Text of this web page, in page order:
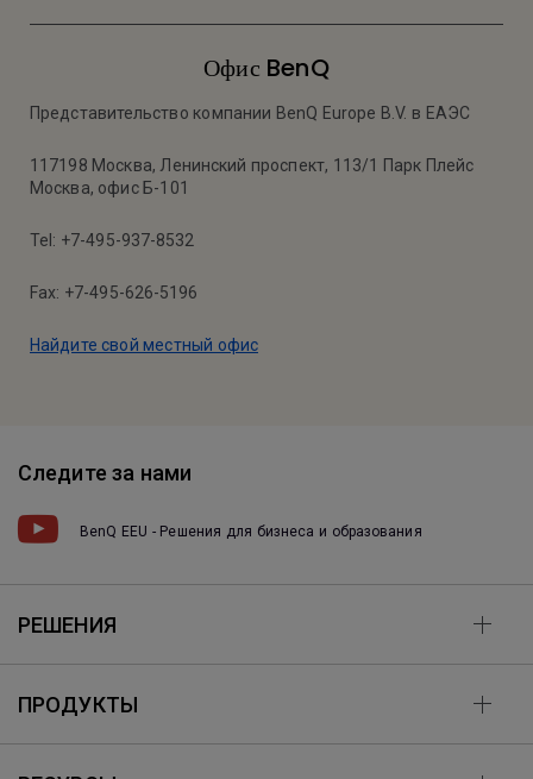
Офис BenQ
Представительство компании BenQ Europe B.V. в ЕАЭС
117198 Москва, Ленинский проспект, 113/1 Парк Плейс
Москва, офис Б-101
Tel: +7-495-937-8532
Fax: +7-495-626-5196
Найдите свой местный офис
Следите за нами
BenQ EEU - Решения для бизнеса и образования
РЕШЕНИЯ
ПРОДУКТЫ